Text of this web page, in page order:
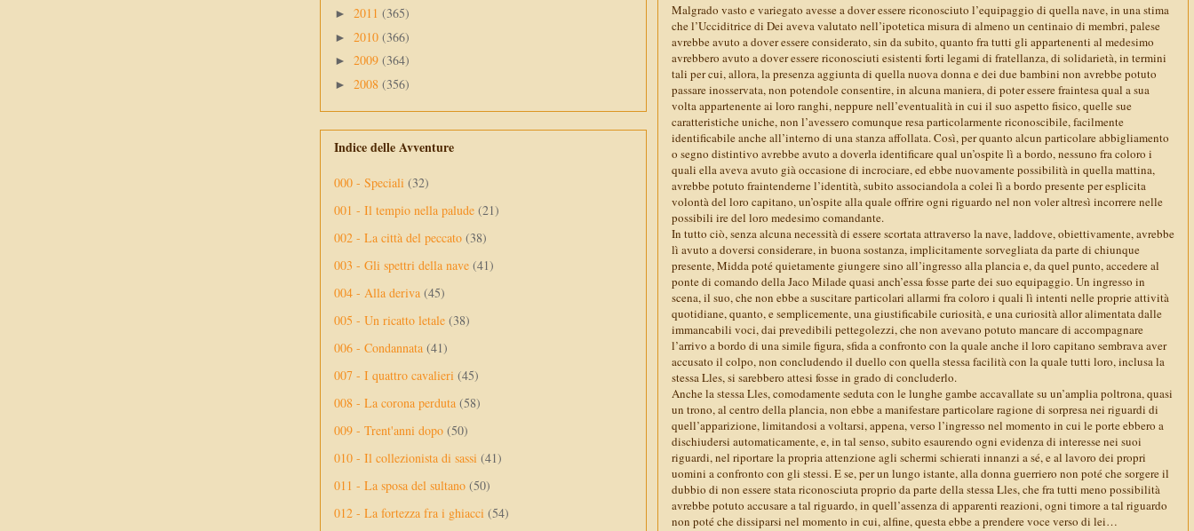
Malgrado vasto e variegato avesse a dover essere riconosciuto l’equipaggio di quella nave, in una stima
che l’Ucciditrice di Dei aveva valutato nell’ipotetica misura di almeno un centinaio di membri, palese
avrebbe avuto a dover essere considerato, sin da subito, quanto fra tutti gli appartenenti al medesimo
avrebbero avuto a dover essere riconosciuti esistenti forti legami di fratellanza, di solidarietà, in termini
tali per cui, allora, la presenza aggiunta di quella nuova donna e dei due bambini non avrebbe potuto
passare inosservata, non potendole consentire, in alcuna maniera, di poter essere fraintesa qual a sua
volta appartenente ai loro ranghi, neppure nell’eventualità in cui il suo aspetto fisico, quelle sue
caratteristiche uniche, non l’avessero comunque resa particolarmente riconoscibile, facilmente
identificabile anche all’interno di una stanza affollata. Così, per quanto alcun particolare abbigliamento
o segno distintivo avrebbe avuto a doverla identificare qual un’ospite lì a bordo, nessuno fra coloro i
quali ella aveva avuto già occasione di incrociare, ed ebbe nuovamente possibilità in quella mattina,
avrebbe potuto fraintenderne l’identità, subito associandola a colei lì a bordo presente per esplicita
volontà del loro capitano, un’ospite alla quale offrire ogni riguardo nel non voler altresì incorrere nelle
possibili ire del loro medesimo comandante.
In tutto ciò, senza alcuna necessità di essere scortata attraverso la nave, laddove, obiettivamente, avrebbe
lì avuto a doversi considerare, in buona sostanza, implicitamente sorvegliata da parte di chiunque
presente, Midda poté quietamente giungere sino all’ingresso alla plancia e, da quel punto, accedere al
ponte di comando della Jaco Milade quasi anch’essa fosse parte dei suo equipaggio. Un ingresso in
scena, il suo, che non ebbe a suscitare particolari allarmi fra coloro i quali lì intenti nelle proprie attività
quotidiane, quanto, e semplicemente, una giustificabile curiosità, e una curiosità allor alimentata dalle
immancabili voci, dai prevedibili pettegolezzi, che non avevano potuto mancare di accompagnare
l’arrivo a bordo di una simile figura, sfida a confronto con la quale anche il loro capitano sembrava aver
accusato il colpo, non concludendo il duello con quella stessa facilità con la quale tutti loro, inclusa la
stessa Lles, si sarebbero attesi fosse in grado di concluderlo.
Anche la stessa Lles, comodamente seduta con le lunghe gambe accavallate su un’amplia poltrona, quasi
un trono, al centro della plancia, non ebbe a manifestare particolare ragione di sorpresa nei riguardi di
quell’apparizione, limitandosi a voltarsi, appena, verso l’ingresso nel momento in cui le porte ebbero a
dischiudersi automaticamente, e, in tal senso, subito esaurendo ogni evidenza di interesse nei suoi
riguardi, nel riportare la propria attenzione agli schermi schierati innanzi a sé, e al lavoro dei propri
uomini a confronto con gli stessi. E se, per un lungo istante, alla donna guerriero non poté che sorgere il
dubbio di non essere stata riconosciuta proprio da parte della stessa Lles, che fra tutti meno possibilità
avrebbe potuto accusare a tal riguardo, in quell’assenza di apparenti reazioni, ogni timore a tal riguardo
non poté che dissiparsi nel momento in cui, alfine, questa ebbe a prendere voce verso di lei…
► 2011 (365)
► 2010 (366)
► 2009 (364)
► 2008 (356)
Indice delle Avventure
000 - Speciali (32)
001 - Il tempio nella palude (21)
002 - La città del peccato (38)
003 - Gli spettri della nave (41)
004 - Alla deriva (45)
005 - Un ricatto letale (38)
006 - Condannata (41)
007 - I quattro cavalieri (45)
008 - La corona perduta (58)
009 - Trent'anni dopo (50)
010 - Il collezionista di sassi (41)
011 - La sposa del sultano (50)
012 - La fortezza fra i ghiacci (54)